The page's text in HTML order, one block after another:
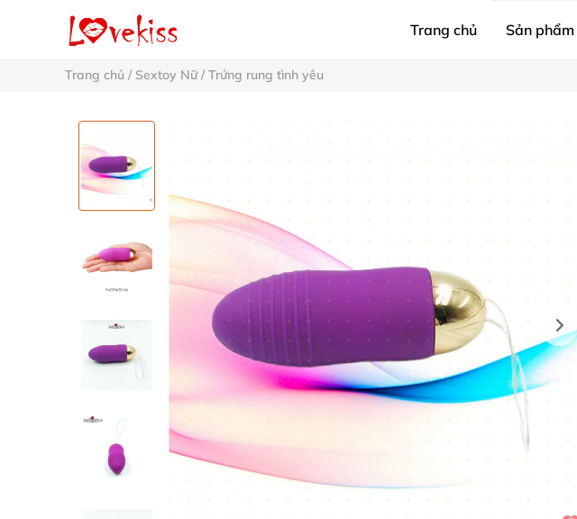
Trang chủ Sản phẩm
Trang chủ / Sextoy Nữ/ Trứng rung tình yêu